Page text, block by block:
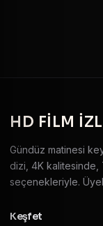
HD FILM
Gündüz matinesi
dizi, 4K kalitesinde,
seçenekleriyle.
Keşfet